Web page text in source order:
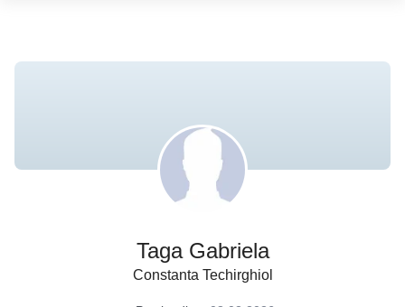
Taga Gabriela
Constanta Techirghiol